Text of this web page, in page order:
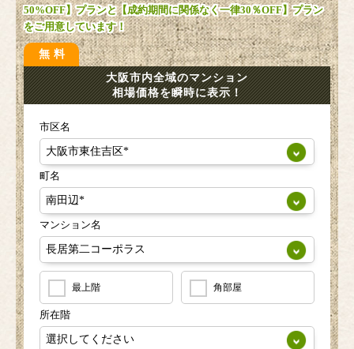
50%OFF】プランと【成約期間に関係なく一律30％OFF】プラン
をご用意しています！
無料
大阪市内全域のマンション
相場価格を瞬時に表示！
市区名
町名
マンション名
最上階 角部屋
所在階